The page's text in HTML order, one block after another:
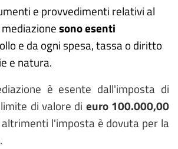
e provvedimenti relativi al
sono esenti
e da ogni spesa, tassa o diritto
e natura.
è esente dall'imposta di
di valore di euro 100.000,00
altrimenti l'imposta è dovuta per la
.